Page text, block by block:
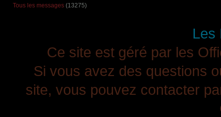
Tous les messages (13275)
Les
Ce site est géré par les
Si vous avez des questions
site, vous pouvez contacter